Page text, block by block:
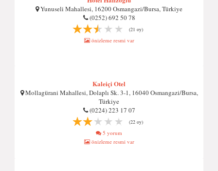
Yunuseli Mahallesi, 16200 Osmangazi/Bursa, Türkiye
(0252) 692 50 78
(21 oy)
önizleme resmi var
Kaleiçi Otel
Mollagürani Mahallesi, Dolaplı Sk. 3-1, 16040 Osmangazi/Bursa,
Türkiye
(0224) 223 17 07
(22 oy)
5 yorum
önizleme resmi var